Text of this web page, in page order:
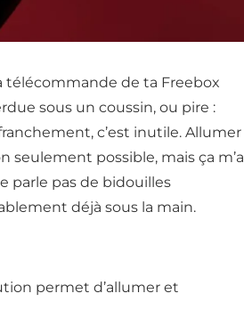
télécommande de ta Freebox
sous un coussin, ou pire :
c’est inutile. Allumer
seulement possible, mais ça m’a
parle pas de bidouilles
déjà sous la main.
permet d’allumer et